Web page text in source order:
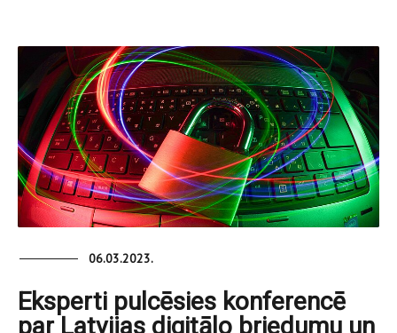
06.03.2023.
Eksperti pulcēsies konferencē
par Latvijas digitālo briedumu un